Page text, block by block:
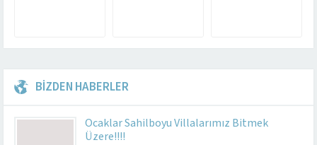
BİZDEN HABERLER
Ocaklar Sahilboyu Villalarımız Bitmek
Üzere!!!!